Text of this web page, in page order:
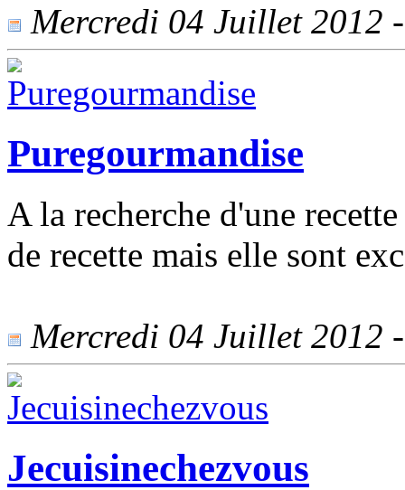
Mercredi 04 Juillet 2012
Puregourmandise
A la recherche d'une
de recette mais elle sont
Mercredi 04 Juillet 2012
Jecuisinechezvous